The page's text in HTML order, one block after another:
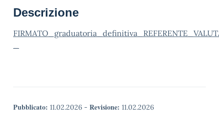
Descrizione
Pubblicato: 11.02.2026 - Revisione: 11.02.2026